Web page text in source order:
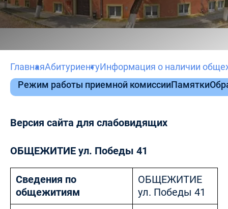
ГлавнаяАбитуриентуИнформация о наличии
Режим работы приемной комиссииПамятки
Версия сайта для слабовидящих
ОБЩЕЖИТИЕ ул. Победы 41
Сведения по
общежитиям
ОБЩЕЖИТИЕ
ул. Победы 41